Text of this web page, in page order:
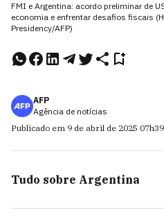
FMI e Argentina: acordo preliminar de
economia e enfrentar desafios fiscais
Presidency/AFP)
AFP
Agência de notícias
Publicado em 9 de abril de 2025 07h39
Tudo sobre Argentina